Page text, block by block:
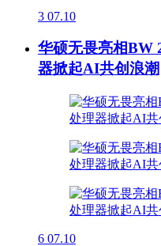
3 07.10
华硕无畏亮相BW
器掀起AI共创浪潮
6 07.10